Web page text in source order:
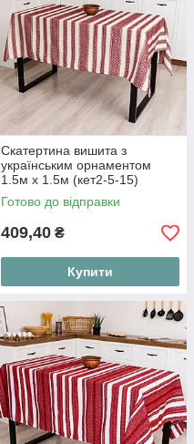
Скатертина вишита з
українським орнаментом
1.5м х 1.5м (кет2-5-15)
Готово до відправки
409,40 ₴
Купити